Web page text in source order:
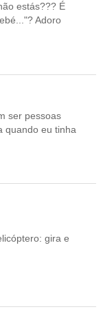
estás??? É
Adoro
ser pessoas
quando eu tinha
gira e